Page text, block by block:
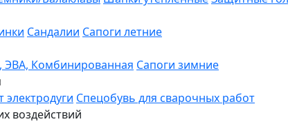
Сандалии Сапоги летние
ЭВА, Комбинированная Сапоги зимние
Спецобувь для сварочных работ
воздействий